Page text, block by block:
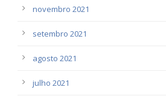
novembro 2021
setembro 2021
agosto 2021
julho 2021